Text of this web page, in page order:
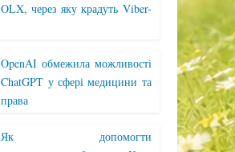
OLX, через яку крадуть Viber-
OpenAI обмежила можливості
ChatGPT у сфері медицини та
права
Як допомогти